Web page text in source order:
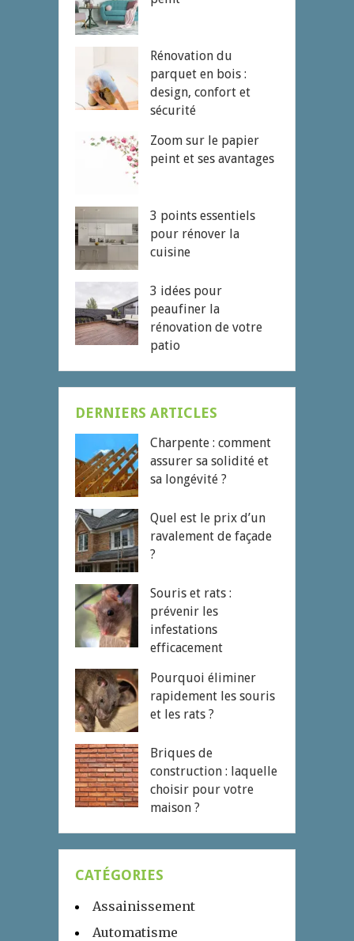
Rénovation du
parquet en bois :
design, confort et
sécurité
Zoom sur le papier
peint et ses avantages
3 points essentiels
pour rénover la
cuisine
3 idées pour
peaufiner la
rénovation de votre
patio
DERNIERS ARTICLES
Charpente : comment
assurer sa solidité et
sa longévité ?
Quel est le prix d’un
ravalement de façade
?
Souris et rats :
prévenir les
infestations
efficacement
Pourquoi éliminer
rapidement les souris
et les rats ?
Briques de
construction : laquelle
choisir pour votre
maison ?
CATÉGORIES
Assainissement
Automatisme